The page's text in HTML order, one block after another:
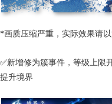
*画质压缩严重，实际效果请
✅新增修为簇事件，等级上限
提升境界